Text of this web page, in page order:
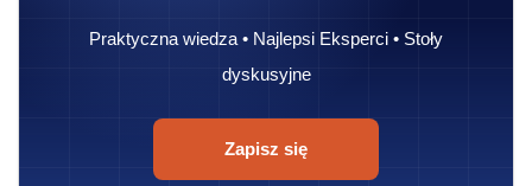
Praktyczna wiedza • Najlepsi Eksperci • Stoły
dyskusyjne
Zapisz się